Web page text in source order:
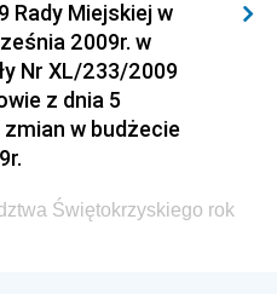
Budownictwa i Przemysłu
Infrastruktury i Rozwoju
Inspektoratu Ochrony
Rady Miejskiej w
2009r. w
Nr XL/233/2009
z dnia 5
w budżecie
Świętokrzyskiego rok